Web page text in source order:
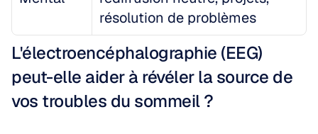
résolution de problèmes
L'électroencéphalographie (EEG)
peut-elle aider à révéler la source de
vos troubles du sommeil ?